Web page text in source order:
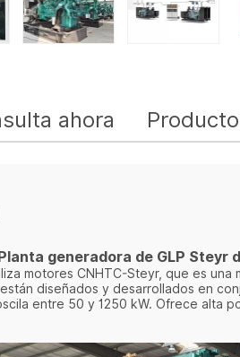
ahora
generadora de GLP Steyr
motores CNHTC-Steyr, que es una
diseñados y desarrollados en
entre 50 y 1250 kW. Ofrece alta